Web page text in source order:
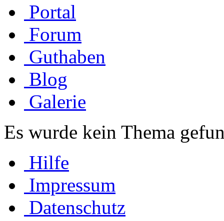
Portal
Forum
Guthaben
Blog
Galerie
Es wurde kein Thema
Hilfe
Impressum
Datenschutz